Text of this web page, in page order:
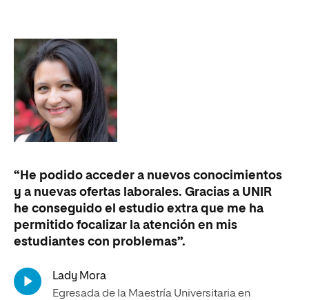
“He podido acceder a nuevos conocimientos
y a nuevas ofertas laborales. Gracias a UNIR
he conseguido el estudio extra que me ha
permitido focalizar la atención en mis
estudiantes con problemas”.
Lady Mora
Egresada de la Maestría Universitaria en